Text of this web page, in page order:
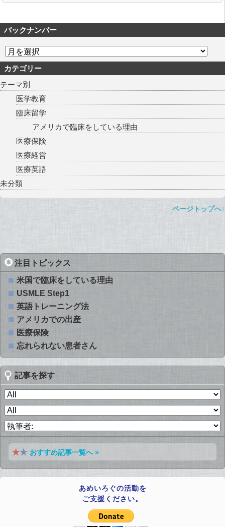
バックナンバー
カテゴリー
テーマ別
医学教育
臨床留学
アメリカで臨床をしている理由
医療保険
医療経営
医療英語
未分類
ページトップへ↑
注目トピックス
米国で臨床をしている理由
USMLE Step1
英語トレーニング法
アメリカでの出産
医療保険
忘れられない患者さん
記事を探す
おすすめ記事一覧へ »
あめいろぐの活動を
ご支援ください。